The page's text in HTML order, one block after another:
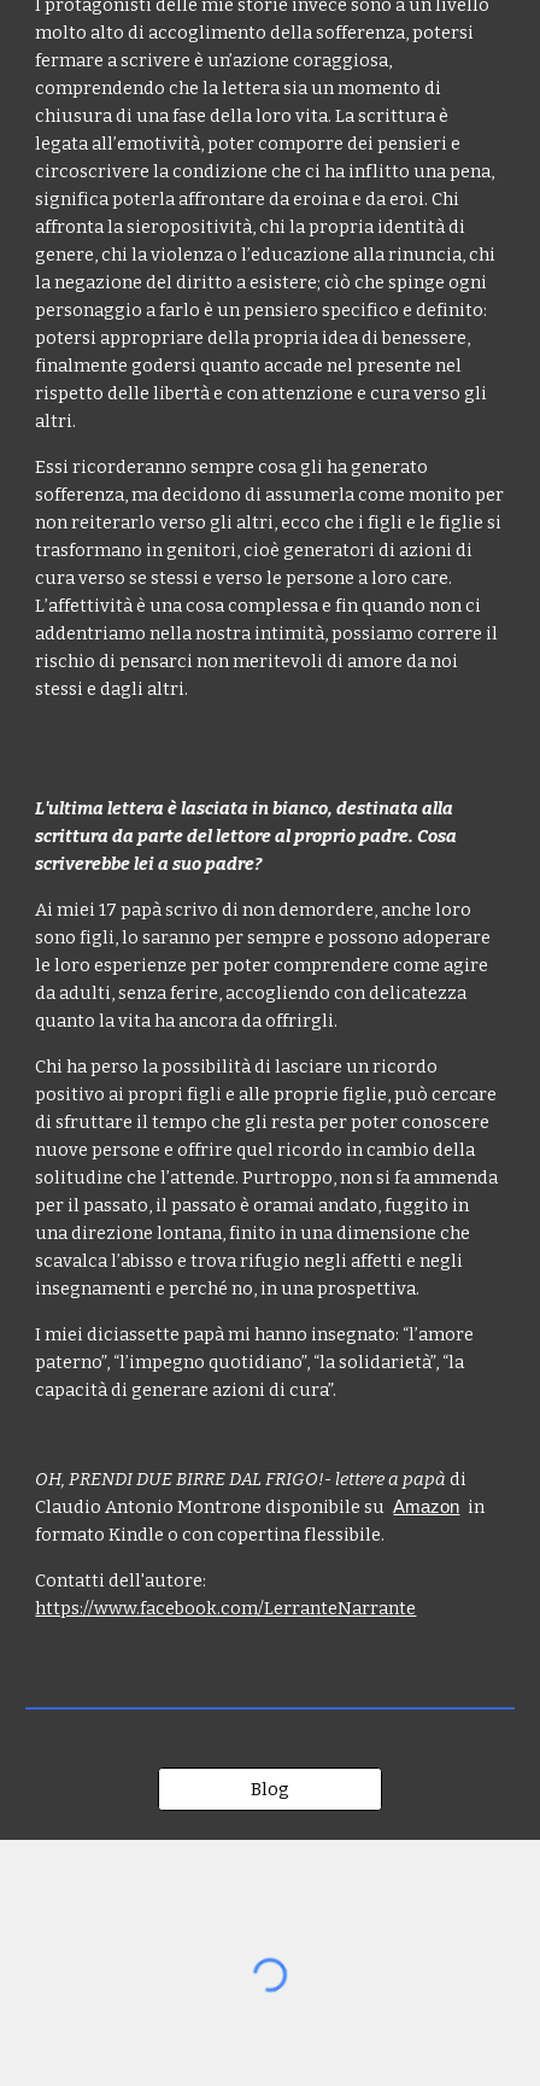
I protagonisti delle mie storie invece sono a un livello
molto alto di accoglimento della sofferenza, potersi
fermare a scrivere è un’azione coraggiosa,
comprendendo che la lettera sia un momento di
chiusura di una fase della loro vita. La scrittura è
legata all’emotività, poter comporre dei pensieri e
circoscrivere la condizione che ci ha inflitto una pena,
significa poterla affrontare da eroina e da eroi. Chi
affronta la sieropositività, chi la propria identità di
genere, chi la violenza o l’educazione alla rinuncia, chi
la negazione del diritto a esistere; ciò che spinge ogni
personaggio a farlo è un pensiero specifico e definito:
potersi appropriare della propria idea di benessere,
finalmente godersi quanto accade nel presente nel
rispetto delle libertà e con attenzione e cura verso gli
altri.
Essi ricorderanno sempre cosa gli ha generato
sofferenza, ma decidono di assumerla come monito per
non reiterarlo verso gli altri, ecco che i figli e le figlie si
trasformano in genitori, cioè generatori di azioni di
cura verso se stessi e verso le persone a loro care.
L’affettività è una cosa complessa e fin quando non ci
addentriamo nella nostra intimità, possiamo correre il
rischio di pensarci non meritevoli di amore da noi
stessi e dagli altri.
L'ultima lettera è lasciata in bianco, destinata alla
scrittura da parte del lettore al proprio padre. Cosa
scriverebbe lei a suo padre?
Ai miei 17 papà scrivo di non demordere, anche loro
sono figli, lo saranno per sempre e possono adoperare
le loro esperienze per poter comprendere come agire
da adulti, senza ferire, accogliendo con delicatezza
quanto la vita ha ancora da offrirgli.
Chi ha perso la possibilità di lasciare un ricordo
positivo ai propri figli e alle proprie figlie, può cercare
di sfruttare il tempo che gli resta per poter conoscere
nuove persone e offrire quel ricordo in cambio della
solitudine che l’attende. Purtroppo, non si fa ammenda
per il passato, il passato è oramai andato, fuggito in
una direzione lontana, finito in una dimensione che
scavalca l’abisso e trova rifugio negli affetti e negli
insegnamenti e perché no, in una prospettiva.
I miei diciassette papà mi hanno insegnato: “l’amore
paterno”, “l’impegno quotidiano”, “la solidarietà”, “la
capacità di generare azioni di cura”.
OH, PRENDI DUE BIRRE DAL FRIGO!- lettere a papà di
Claudio Antonio Montrone disponibile su Amazon in
formato Kindle o con copertina flessibile.
Contatti dell'autore:
https://www.facebook.com/LerranteNarrante
Blog